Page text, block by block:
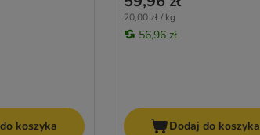
koszyka
20,00 zł / kg
56,96 zł
Dodaj do koszyka